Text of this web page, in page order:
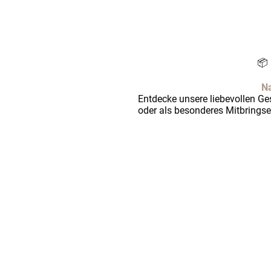
📦
Entdecke unsere liebevollen
oder als besonderes